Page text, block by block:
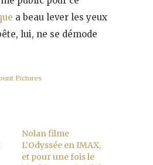
a beau lever les yeux
lui, ne se démode
Pictures
Nolan filme
L’Odyssée en IMAX,
et pour une fois le